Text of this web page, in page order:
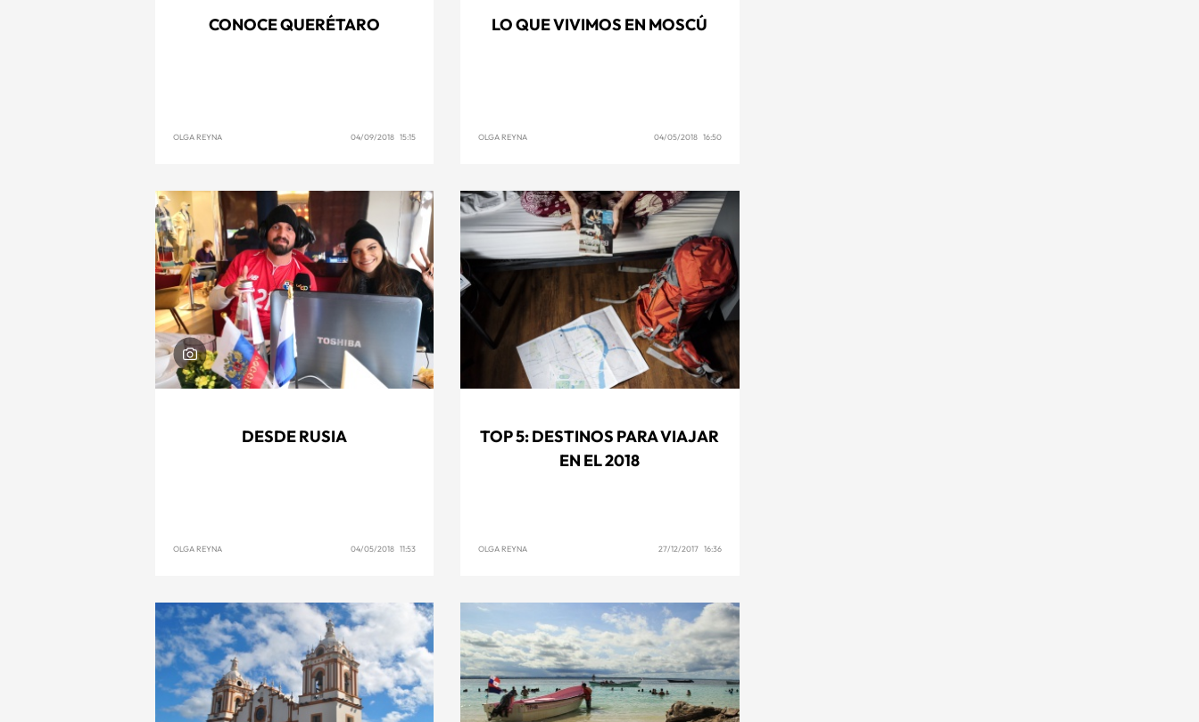
CONOCE QUERÉTARO
OLGA REYNA 04/09/2018 15:15
LO QUE VIVIMOS EN MOSCÚ
OLGA REYNA 04/05/2018 16:50
DESDE RUSIA
OLGA REYNA 04/05/2018 11:53
TOP 5: DESTINOS PARA VIAJAR
EN EL 2018
OLGA REYNA 27/12/2017 16:36